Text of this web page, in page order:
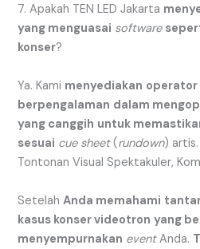
7. Apakah TEN LED Jakarta
yang menguasai software
konser?
Ya. Kami menyediakan operator
berpengalaman dalam
yang canggih untuk
sesuai cue sheet(rundown) artis.
Tontonan Visual Spektakuler,
SetelahAnda memahami
kasus konser videotron yang
menyempurnakan eventAnda.